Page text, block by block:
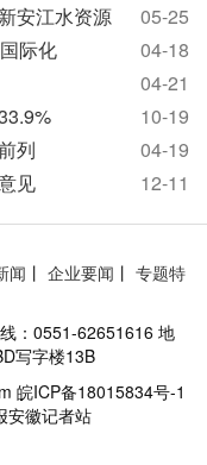
05-25
安江水资源
04-18
际化
04-21
10-19
04-19
列
12-11
见
闻 丨 企业要闻 丨 专题特
：0551-62651616 地
写字楼13B
皖ICP备18015834号-1
安徽记者站